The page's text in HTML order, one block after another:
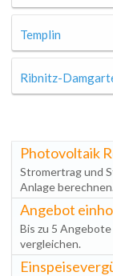
Templin
Ribnitz-
Photovoltaik
Stromertrag und
Anlage berechnen.
Angebot
Bis zu 5
vergleichen.